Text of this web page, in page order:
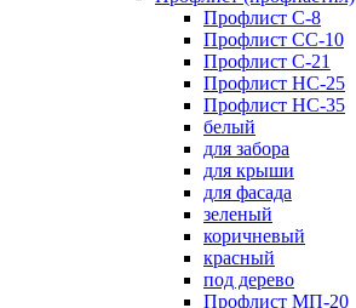
Профлист С-8
Профлист СС-10
Профлист C-21
Профлист НС-25
Профлист НС-35
белый
для забора
для крыши
для фасада
зеленый
коричневый
красный
под дерево
Профлист МП-20